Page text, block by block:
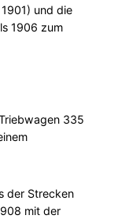
und die
1906 zum
335
der Strecken
mit der